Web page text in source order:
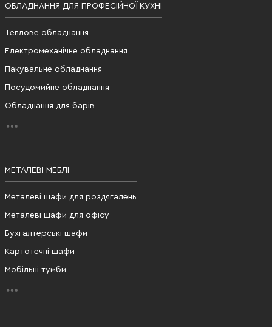
ОБЛАДНАННЯ ДЛЯ ПРОФЕСІЙНОЇ КУХНІ
Теплове обладнання
Електромеханічне обладнання
Пакувальне обладнання
Посудомийне обладнання
Обладнання для барів
МЕТАЛЕВІ МЕБЛІ
Металеві шафи для роздягалень
Металеві шафи для офісу
Бухгалтерські шафи
Картотечні шафи
Мобільні тумби